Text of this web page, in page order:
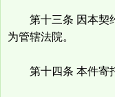
第十三条 因本契约
为管辖法院。
第十四条 本件寄